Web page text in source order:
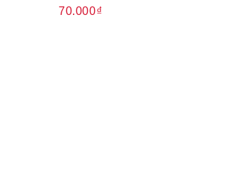
70.000₫